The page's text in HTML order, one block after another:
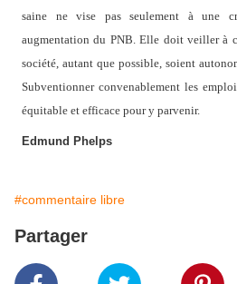
saine ne vise pas seulement à une
augmentation du PNB. Elle doit veiller à
société, autant que possible, soient
Subventionner convenablement les
équitable et efficace pour y parvenir.
Edmund Phelps
#commentaire libre
Partager